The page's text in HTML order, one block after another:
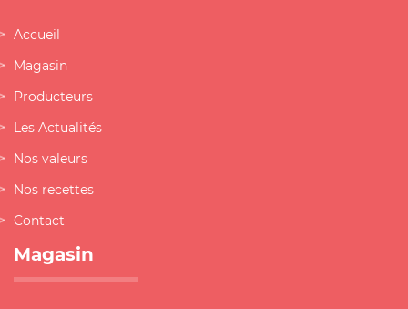
Accueil
Magasin
Producteurs
Les Actualités
Nos valeurs
Nos recettes
Contact
Magasin